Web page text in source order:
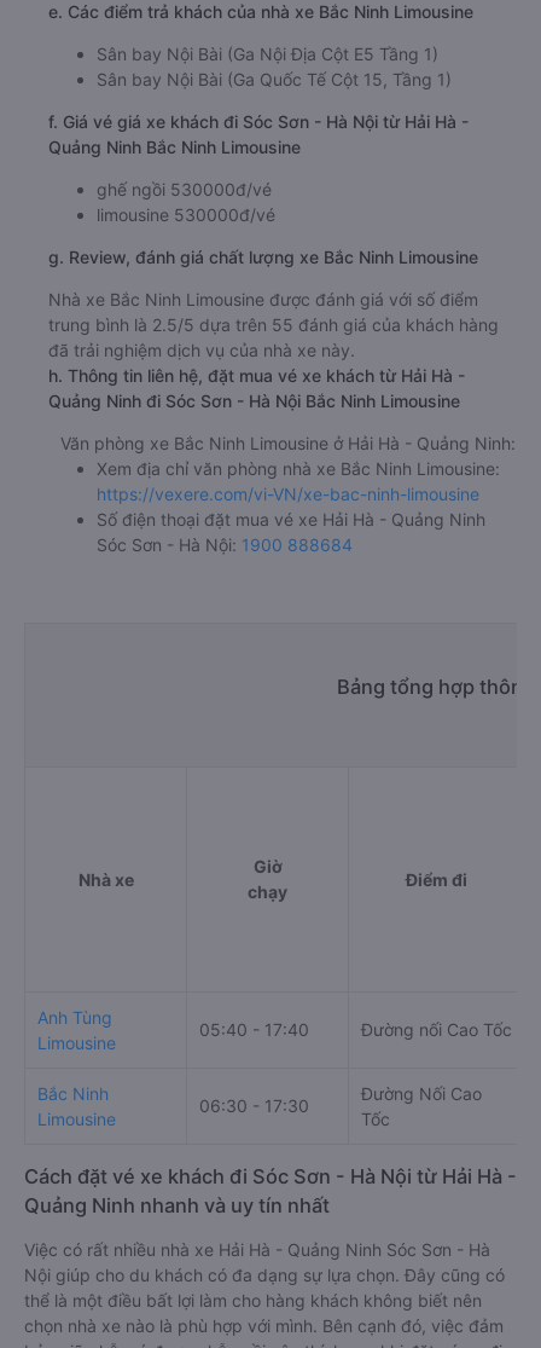
e. Các điểm trả khách của nhà xe Bắc Ninh Limousine
Sân bay Nội Bài (Ga Nội Địa Cột E5 Tầng 1)
Sân bay Nội Bài (Ga Quốc Tế Cột 15, Tầng 1)
f. Giá vé giá xe khách đi Sóc Sơn - Hà Nội từ Hải Hà -
Quảng Ninh Bắc Ninh Limousine
ghế ngồi 530000đ/vé
limousine 530000đ/vé
g. Review, đánh giá chất lượng xe Bắc Ninh Limousine
Nhà xe Bắc Ninh Limousine được đánh giá với số điểm
trung bình là 2.5/5 dựa trên 55 đánh giá của khách hàng
đã trải nghiệm dịch vụ của nhà xe này.
h. Thông tin liên hệ, đặt mua vé xe khách từ Hải Hà -
Quảng Ninh đi Sóc Sơn - Hà Nội Bắc Ninh Limousine
Văn phòng xe Bắc Ninh Limousine ở Hải Hà - Quảng Ninh:
Xem địa chỉ văn phòng nhà xe Bắc Ninh Limousine:
https://vexere.com/vi-VN/xe-bac-ninh-limousine
Số điện thoại đặt mua vé xe Hải Hà - Quảng Ninh
Sóc Sơn - Hà Nội: 1900 888684
Bảng tổng hợp thông
Nhà xe
Giờ
chạy
Điểm đi
Anh Tùng
Limousine
05:40 - 17:40 Đường nối Cao Tốc
Bắc Ninh
Limousine
06:30 - 17:30
Đường Nối Cao
Tốc
Cách đặt vé xe khách đi Sóc Sơn - Hà Nội từ Hải Hà -
Quảng Ninh nhanh và uy tín nhất
Việc có rất nhiều nhà xe Hải Hà - Quảng Ninh Sóc Sơn - Hà
Nội giúp cho du khách có đa dạng sự lựa chọn. Đây cũng có
thể là một điều bất lợi làm cho hàng khách không biết nên
chọn nhà xe nào là phù hợp với mình. Bên cạnh đó, việc đảm